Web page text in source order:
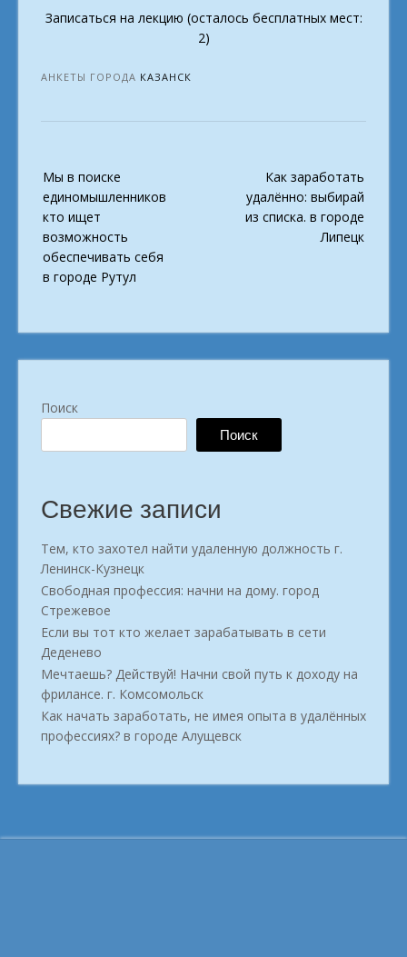
Записаться на лекцию (осталось бесплатных мест:
2)
АНКЕТЫ ГОРОДА КАЗАНСК
navigation
Мы в поиске
единомышленников
кто ищет
возможность
обеспечивать себя
в городе Рутул
Как заработать
удалённо: выбирай
из списка. в городе
Липецк
Поиск
Поиск
Свежие записи
Тем, кто захотел найти удаленную должность г.
Ленинск-Кузнецк
Свободная профессия: начни на дому. город
Стрежевое
Если вы тот кто желает зарабатывать в сети
Деденево
Мечтаешь? Действуй! Начни свой путь к доходу на
фрилансе. г. Комсомольск
Как начать заработать, не имея опыта в удалённых
профессиях? в городе Алущевск